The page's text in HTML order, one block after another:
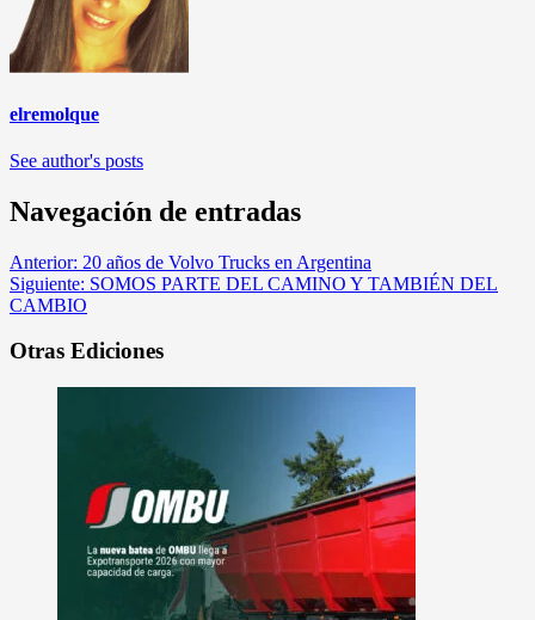
elremolque
See author's posts
Navegación de entradas
Anterior: 20 años de Volvo Trucks en Argentina
Siguiente: SOMOS PARTE DEL CAMINO Y TAMBIÉN DEL
CAMBIO
Otras Ediciones